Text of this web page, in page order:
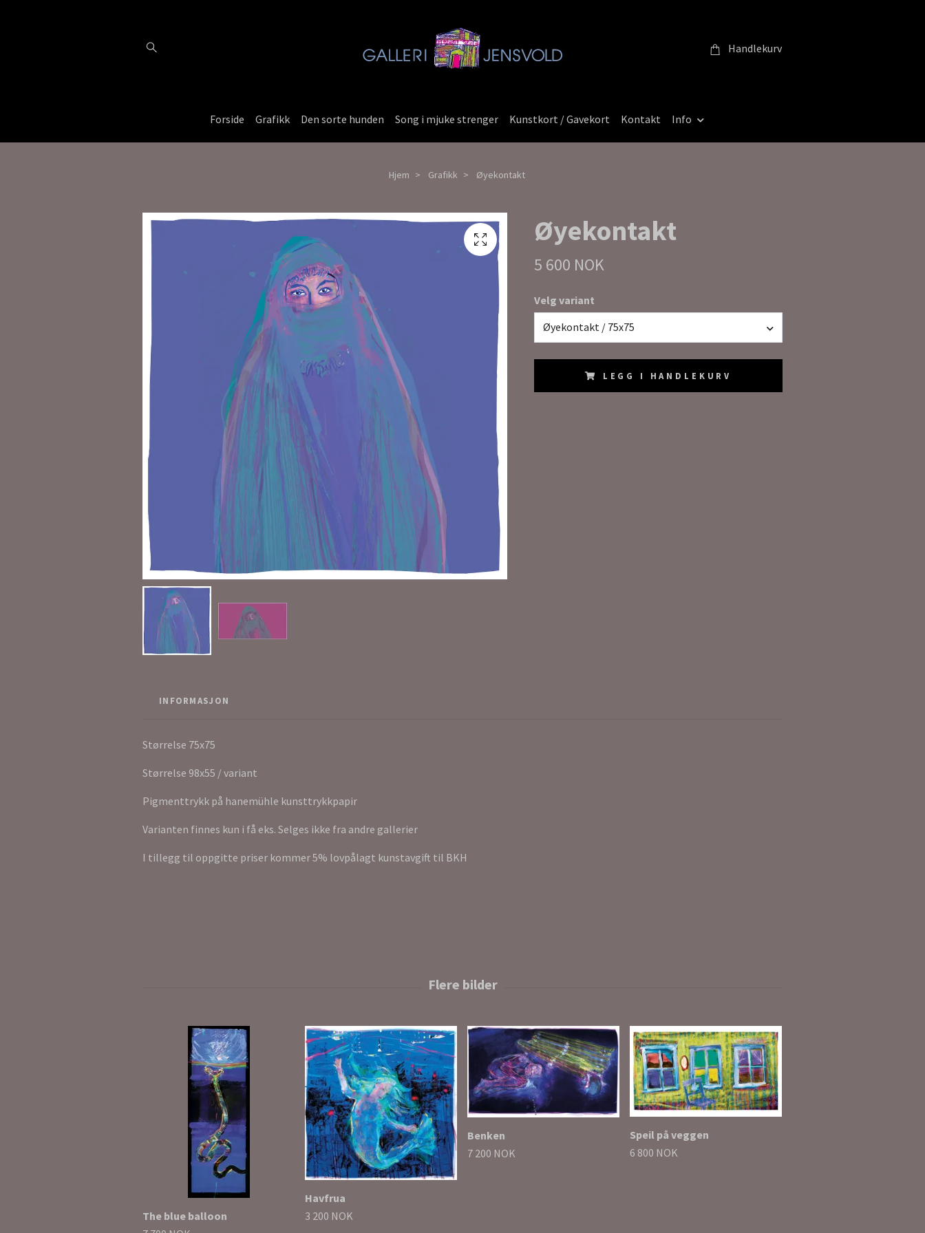
Handlekurv
Forside Grafikk Den sorte hunden Song i mjuke strenger Kunstkort / Gavekort Kontakt Info
Hjem Grafikk Øyekontakt
Øyekontakt
5 600 NOK
Velg variant
Øyekontakt / 75x75
LEGG I HANDLEKURV
INFORMASJON
Størrelse 75x75
Størrelse 98x55 / variant
Pigmenttrykk på hanemühle kunsttrykkpapir
Varianten finnes kun i få eks. Selges ikke fra andre gallerier
I tillegg til oppgitte priser kommer 5% lovpålagt kunstavgift til BKH
The blue balloon
Havfrua
3 200 NOK
Benken
7 200 NOK
Speil på veggen
6 800 NOK